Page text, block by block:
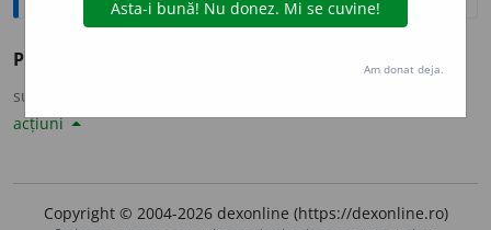
PR
sursa:
acțiuni
Copyright © 2004-2026 dexonline (https://dexonline.ro)
Am donat deja.